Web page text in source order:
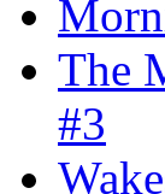
The
#3